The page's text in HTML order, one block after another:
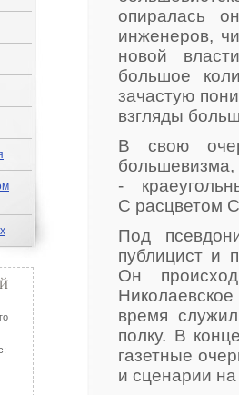
опиралась
инженеров,
новой
большое
зачастую
взгляды
В свою
-
С расцветом
Под
публицист и
Он
время
полку. В
газетные
и сценарии